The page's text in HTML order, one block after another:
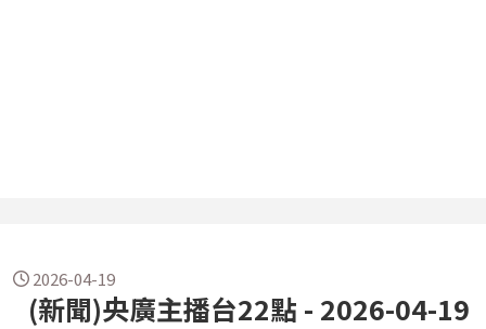
(新聞)央廣主播台22點 - 2026-04-19
2026-04-19